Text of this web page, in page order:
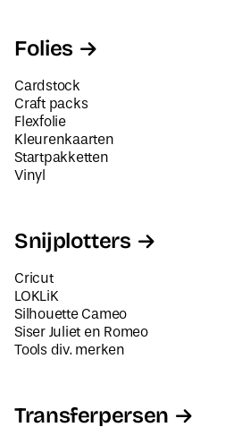
Folies
Cardstock
Craft packs
Flexfolie
Kleurenkaarten
Startpakketten
Vinyl
Snijplotters
Cricut
LOKLiK
Silhouette Cameo
Siser Juliet en Romeo
Tools div. merken
Transferpersen